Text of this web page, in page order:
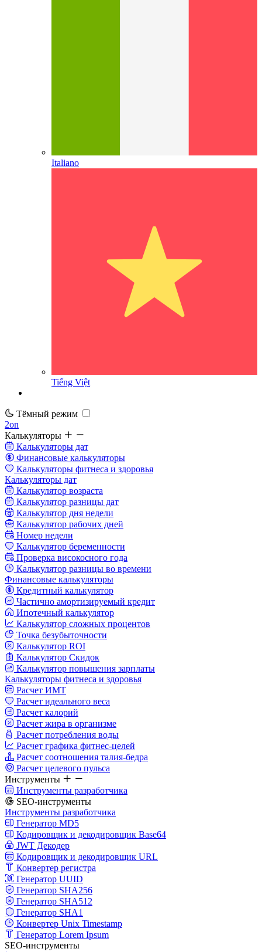
Italiano
Tiếng Việt
Тёмный режим
2on
Калькуляторы
Калькуляторы дат
Финансовые калькуляторы
Калькуляторы фитнеса и здоровья
Калькуляторы дат
Калькулятор возраста
Калькулятор разницы дат
Калькулятор дня недели
Калькулятор рабочих дней
Номер недели
Калькулятор беременности
Проверка високосного года
Калькулятор разницы во времени
Финансовые калькуляторы
Кредитный калькулятор
Частично амортизируемый кредит
Ипотечный калькулятор
Калькулятор сложных процентов
Точка безубыточности
Калькулятор ROI
Калькулятор Скидок
Калькулятор повышения зарплаты
Калькуляторы фитнеса и здоровья
Расчет ИМТ
Расчет идеального веса
Расчет калорий
Расчет жира в организме
Расчет потребления воды
Расчет графика фитнес-целей
Расчет соотношения талия-бедра
Расчет целевого пульса
Инструменты
Инструменты разработчика
SEO-инструменты
Инструменты разработчика
Генератор MD5
Кодировщик и декодировщик Base64
JWT Декодер
Кодировщик и декодировщик URL
Конвертер регистра
Генератор UUID
Генератор SHA256
Генератор SHA512
Генератор SHA1
Конвертер Unix Timestamp
Генератор Lorem Ipsum
SEO-инструменты